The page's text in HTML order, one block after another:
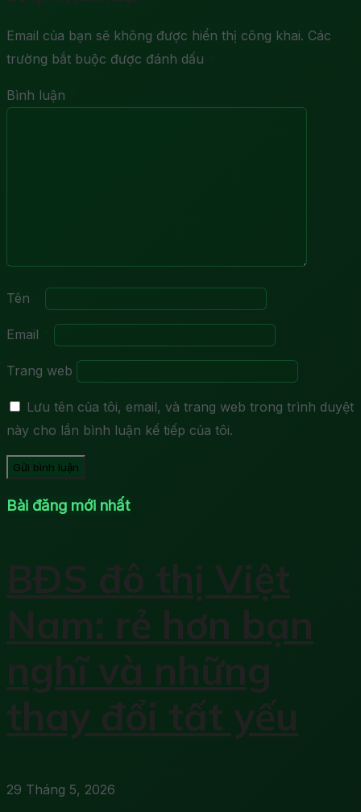
Email của bạn sẽ không được hiển thị công khai. Các
trường bắt buộc được đánh dấu
Bình luận
Tên
Email
Trang web
Lưu tên của tôi, email, và trang web trong trình duyệt
này cho lần bình luận kế tiếp của tôi.
Bài đăng mới nhất
BĐS đô thị Việt
Nam: rẻ hơn bạn
nghĩ và những
thay đổi tất yếu
29 Tháng 5, 2026